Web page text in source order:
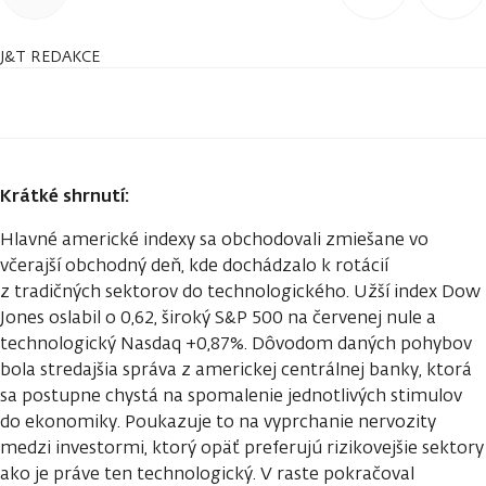
J&T REDAKCE
Krátké shrnutí:
Hlavné americké indexy sa obchodovali zmiešane vo
včerajší obchodný deň, kde dochádzalo k rotácií
z tradičných sektorov do technologického. Užší index Dow
Jones oslabil o 0,62, široký S&P 500 na červenej nule a
technologický Nasdaq +0,87%. Dôvodom daných pohybov
bola stredajšia správa z americkej centrálnej banky, ktorá
sa postupne chystá na spomalenie jednotlivých stimulov
do ekonomiky. Poukazuje to na vyprchanie nervozity
medzi investormi, ktorý opäť preferujú rizikovejšie sektory
ako je práve ten technologický. V raste pokračoval